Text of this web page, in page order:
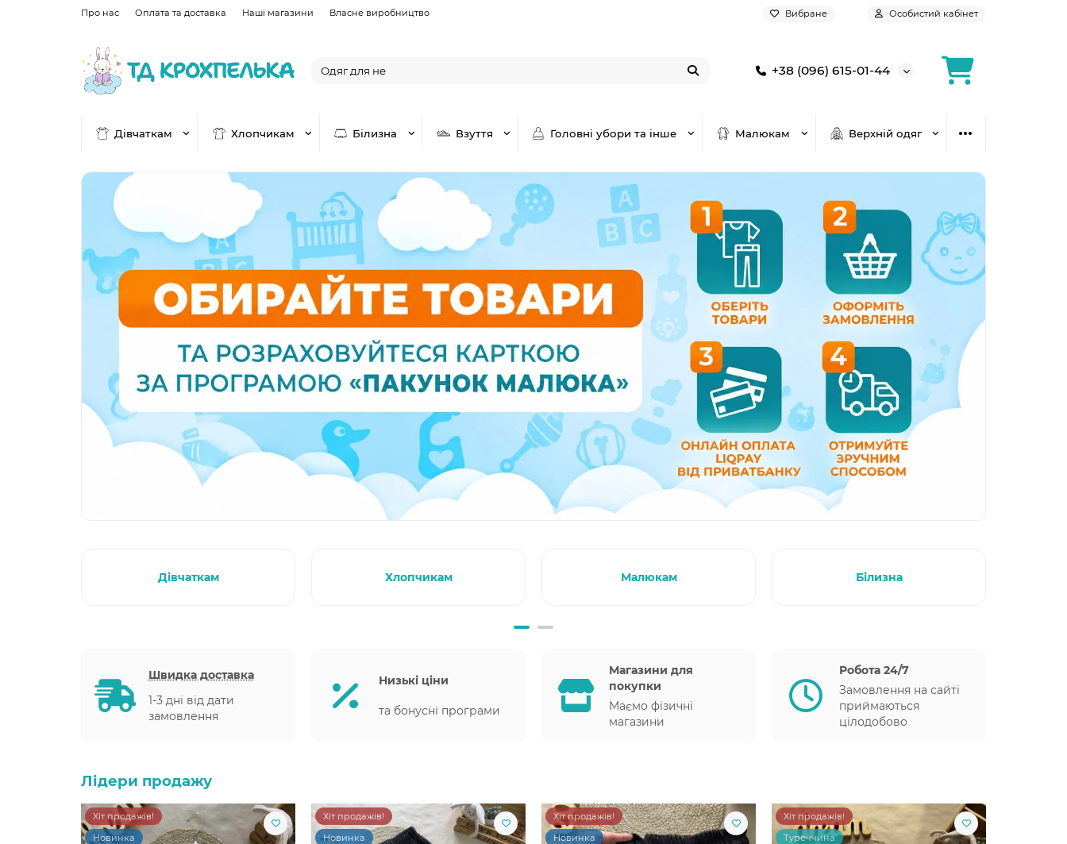
Про нас Оплата та доставка Наші магазини Власне виробництво Вибране Особистий кабінет
+38 (096) 615-01-44
Дівчаткам Хлопчикам Білизна Взуття Головні убори та інше Малюкам Верхній одяг
Дівчаткам Хлопчикам Малюкам Білизна
Швидка доставка
1-3 дні від дати
замовлення
Низькі ціни
та бонусні програми
Магазини для
покупки
Маємо фізичні
магазини
Робота 24/7
Замовлення на сайті
приймаються
цілодобово
Лідери продажу
Хіт продажів!
Новинка
Хіт продажів!
Новинка
Хіт продажів!
Новинка
Хіт продажів!
Туреччина